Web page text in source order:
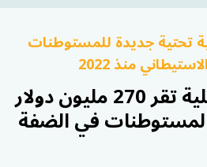
تحتية جديدة للمستوطنات
منذ 2022
الحكومة الإسرائيلية تقر 270 مليون دولار
في الضفة